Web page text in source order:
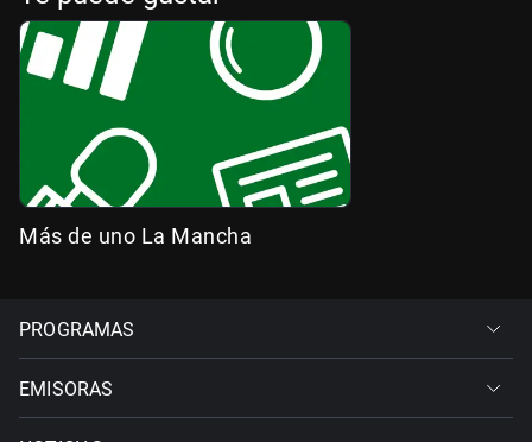
Más de uno La Mancha
PROGRAMAS
EMISORAS